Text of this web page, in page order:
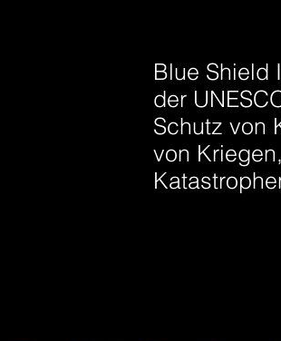
Blue Shield
der
Schutz von
von Kriegen,